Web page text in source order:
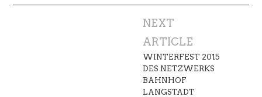
NEXT
ARTICLE
WINTERFEST 2015
DES NETZWERKS
BAHNHOF
LANGSTADT